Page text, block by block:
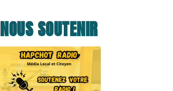
NOUS SOUTENIR